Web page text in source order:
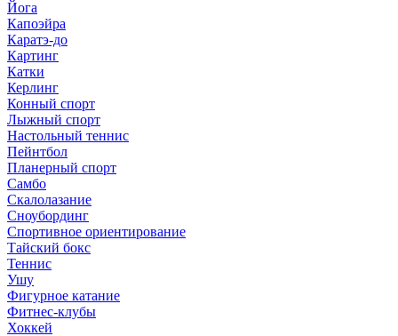
Йога
Капоэйра
Каратэ-до
Картинг
Катки
Керлинг
Конный спорт
Лыжный спорт
Настольный теннис
Пейнтбол
Планерный спорт
Самбо
Скалолазание
Сноубординг
Спортивное ориентирование
Тайский бокс
Теннис
Ушу
Фигурное катание
Фитнес-клубы
Хоккей